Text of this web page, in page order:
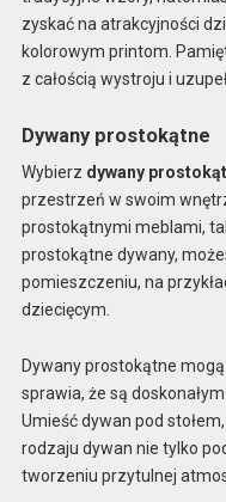
zyskać na atrakcyjności
kolorowym printom.
z całością wystroju i
Dywany prostokątne
Wybierz dywany
przestrzeń w swoim
prostokątnymi meblami,
prostokątne dywany,
pomieszczeniu, na
dziecięcym.
Dywany prostokątne
sprawia, że są
Umieść dywan pod
rodzaju dywan nie tylko
tworzeniu przytulnej